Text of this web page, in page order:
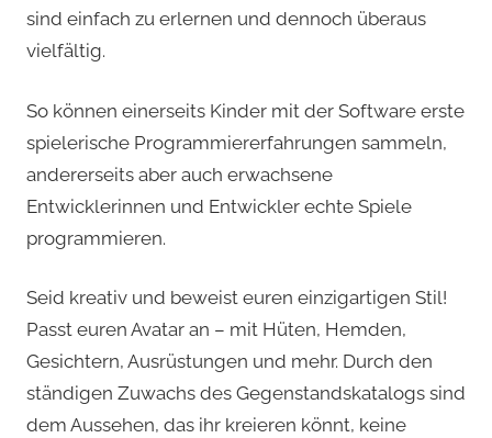
sind einfach zu erlernen und dennoch überaus
vielfältig.
So können einerseits Kinder mit der Software erste
spielerische Programmiererfahrungen sammeln,
andererseits aber auch erwachsene
Entwicklerinnen und Entwickler echte Spiele
programmieren.
Seid kreativ und beweist euren einzigartigen Stil!
Passt euren Avatar an – mit Hüten, Hemden,
Gesichtern, Ausrüstungen und mehr. Durch den
ständigen Zuwachs des Gegenstandskatalogs sind
dem Aussehen, das ihr kreieren könnt, keine